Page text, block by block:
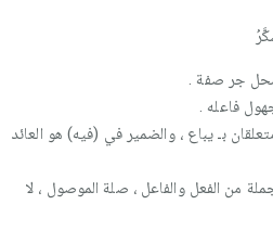
جر صفة .
فاعله .
بـ يباع ، والضمير في (فيه) هو العائد
من الفعل والفاعل ، صلة الموصول ، لا